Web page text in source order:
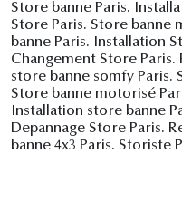
Store banne Paris.
Store Paris. Store banne
banne Paris. Installation
Changement Store
store banne somfy Paris.
Store banne motorisé
Installation store banne
Depannage Store Paris.
banne 4x3 Paris. Storiste